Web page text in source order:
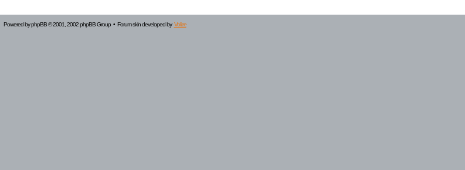
Powered byphpBB© 2001, 2002 phpBB Group • Forum skin developed by Volize